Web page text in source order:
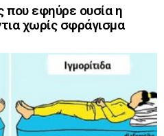
που εφηύρε ουσία η
χωρίς σφράγισμα